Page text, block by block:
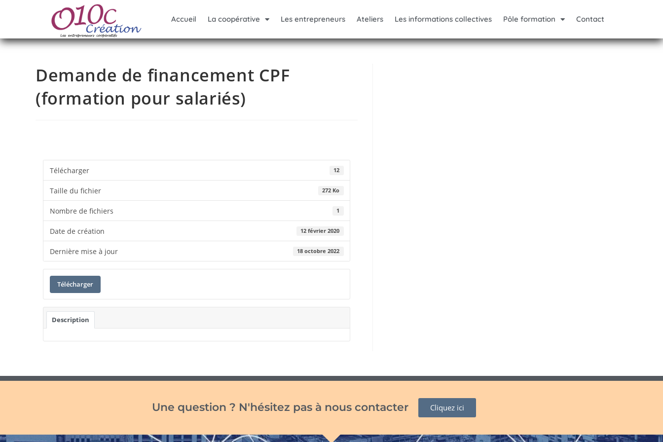
Accueil La coopérative Les entrepreneurs Ateliers Les informations collectives Pôle formation Contact
Demande de financement CPF
(formation pour salariés)
Télécharger 12
Taille du fichier 272 Ko
Nombre de fichiers 1
Date de création 12 février 2020
Dernière mise à jour 18 octobre 2022
Télécharger
Description
Une question ? N'hésitez pas à nous contacter Cliquez ici